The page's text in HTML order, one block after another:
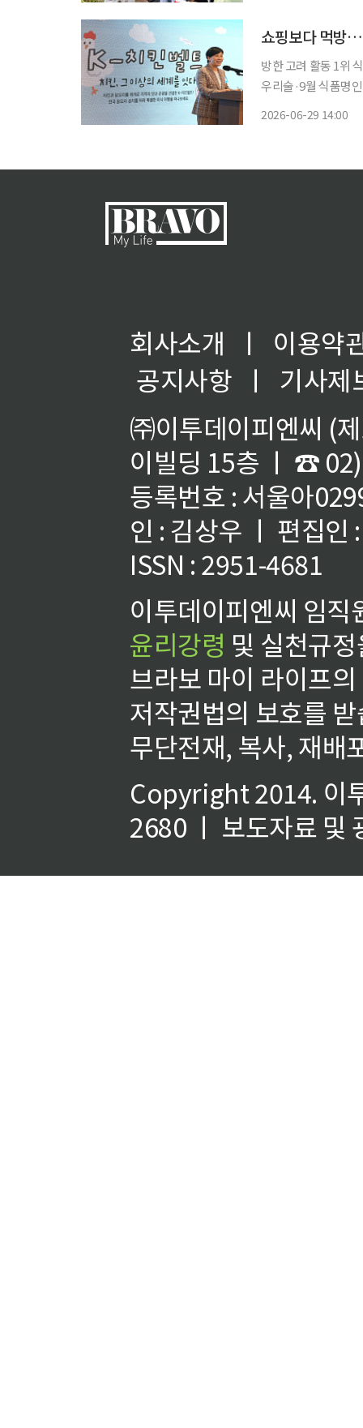
쇼핑보다 먹방
방한 고려 활동 1위
우리술·9월 식품명인 투어로 미식 관광
2026-06-29 14:00
회사소개 ㅣ
이용약
공지사항
ㅣ
기사제
㈜이투데이피엔씨 (
이빌딩 15층 ㅣ ☎
등록번호 : 서울아
인 : 김상우 ㅣ 편집인
ISSN : 2951-4681
이투데이피엔씨 임
윤리강령 및 실천규
브라보 마이 라이프
저작권법의 보호를
무단전재, 복사, 재배
Copyright 2014. 이
2680 ㅣ 보도자료